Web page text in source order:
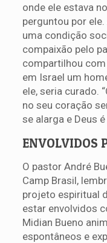
onde ele estava
perguntou por
uma condição
compaixão pelo
compartilhou
em Israel um
ele, seria curado.
no seu coração
se alarga e Deus
ENVOLVIDOS
O pastor André
Camp Brasil,
projeto espiritual
estar envolvidos
Midian Bueno
espontâneos e